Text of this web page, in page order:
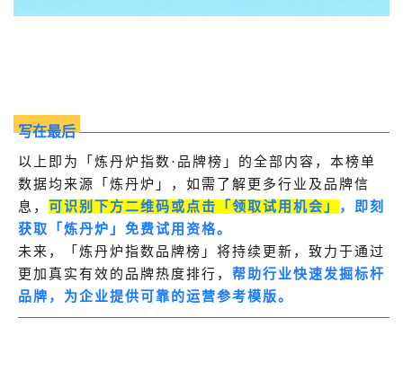
写在最后
以上即为「炼丹炉指数·品牌榜」 的全部内容， 本榜单
数据均来源「炼丹炉」，如需了解更多行业及品牌信
息， 可识别下方二维码或点击「领取试用机会」 ，
即刻
获取「炼丹炉」免费试用资格。
未来，「炼丹炉指数品牌榜」将持续更新，致力于通过
更加真实有效的品牌热度排行， 帮助行业快速发掘标杆
品牌，为企业提供可靠的运营参考模版。